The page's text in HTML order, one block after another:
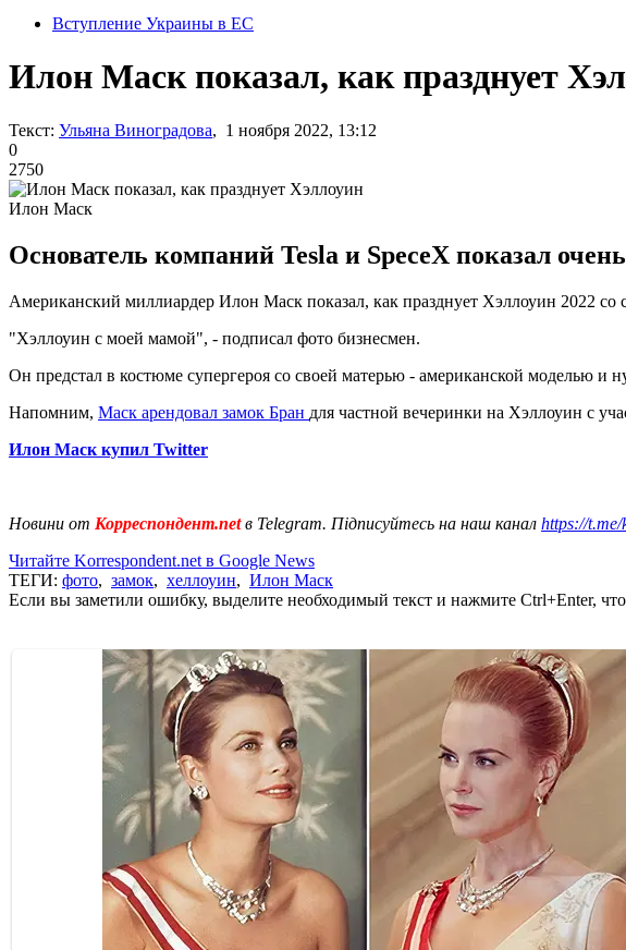
Вступление Украины в ЕС
Илон Маск показал, как празднует
Текст: Ульяна Виноградова, 1 ноября 2022, 13:12
0
2750
Илон Маск
Основатель компаний Tesla и SpeceX показал
Американский миллиардер Илон Маск показал, как празднует Хэллоуин 2022 со
"Хэллоуин с моей мамой", - подписал фото бизнесмен.
Он предстал в костюме супергероя со своей матерью - американской моделью и
Напомним, Маск арендовал замок Бран для частной вечеринки на Хэллоуин с
Илон Маск купил Twitter
Новини от Корреспондент.netв Telegram. Підписуйтесь на наш канал https://t.me/
Читайте Korrespondent.net в Google News
ТЕГИ: фото, замок, хеллоуин, Илон Маск
Если вы заметили ошибку, выделите необходимый текст и нажмите Ctrl+Enter,